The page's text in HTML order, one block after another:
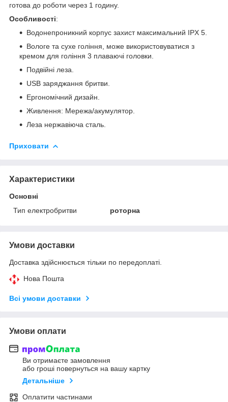
готова до роботи через 1 годину.
Особливості:
Водонепроникний корпус захист максимальний IPX 5.
Вологе та сухе гоління, може використовуватися з
кремом для гоління 3 плаваючі головки.
Подвійні леза.
USB заряджання бритви.
Ергономічний дизайн.
Живлення: Мережа/акумулятор.
Леза нержавіюча сталь.
Приховати
Характеристики
Основні
Тип електробритви
роторна
Умови доставки
Доставка здійснюється тільки по передоплаті.
Нова Пошта
Всі умови доставки
Умови оплати
Ви отримаєте замовлення
або гроші повернуться на вашу картку
Детальніше
Оплатити частинами